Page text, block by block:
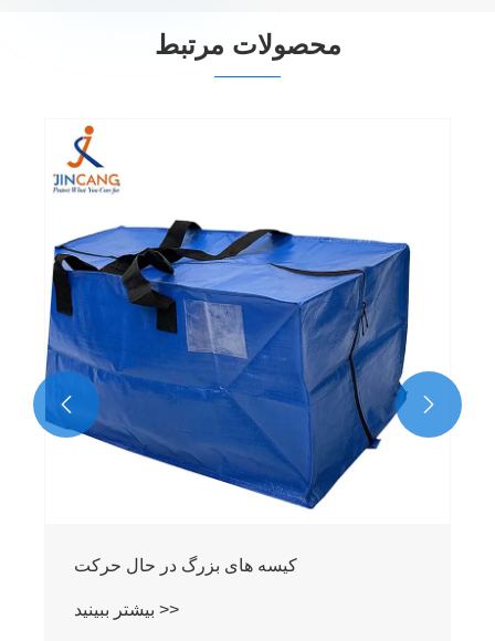
محصولات مرتبط
کیسه های بزرگ در حال حرکت
بیشتر ببینید >>
 